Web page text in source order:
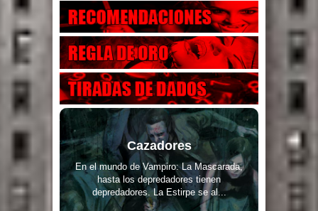
Cazadores
En el mundo de Vampiro: La Mascarada,
hasta los depredadores tienen
depredadores. La Estirpe se al...